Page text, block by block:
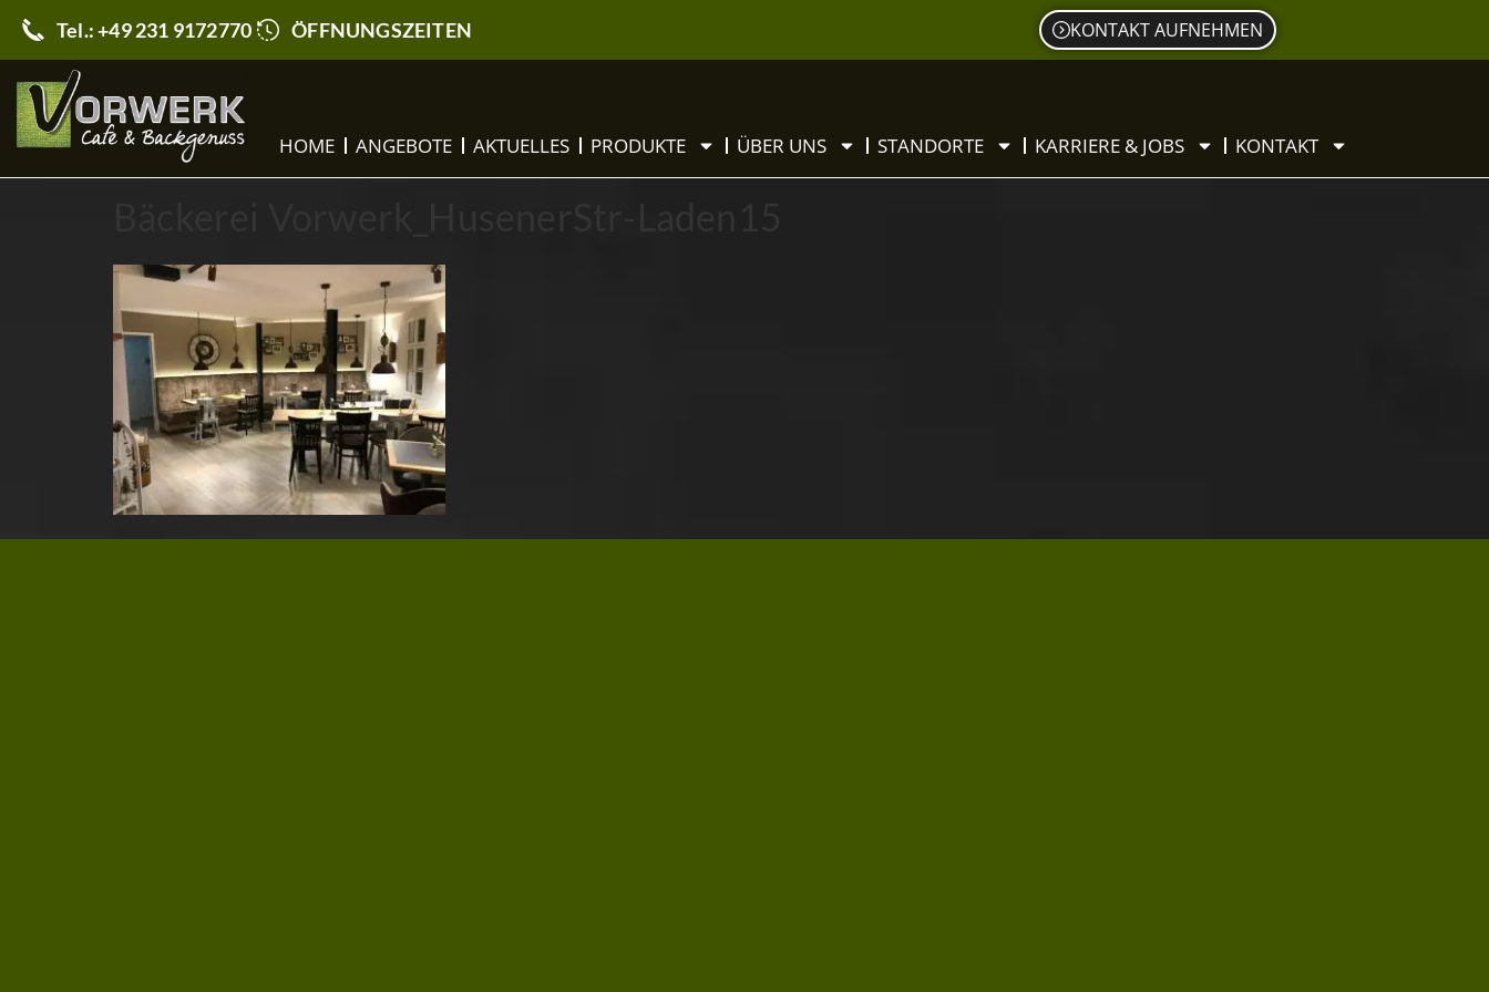
Tel.: +49 231 9172770 ÖFFNUNGSZEITEN KONTAKT AUFNEHMEN
HOME ANGEBOTE AKTUELLES PRODUKTE ÜBER UNS STANDORTE KARRIERE & JOBS KONTAKT